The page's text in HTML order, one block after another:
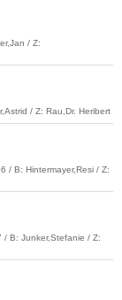
/ Z:
/ Z: Rau,Dr. Heribert
/ B: Hintermayer,Resi / Z:
B: Junker,Stefanie / Z: